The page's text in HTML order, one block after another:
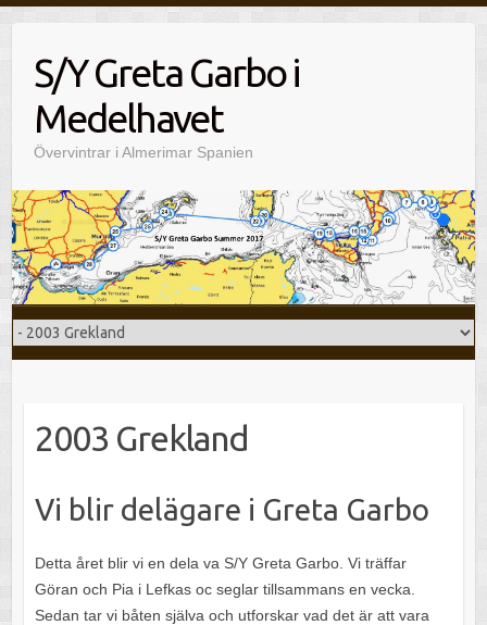
innehållS/Y Greta Garbo i
Medelhavet
Övervintrar i Almerimar Spanien
2003 Grekland
Vi blir delägare i Greta Garbo
Detta året blir vi en dela va S/Y Greta Garbo. Vi träffar
Göran och Pia i Lefkas oc seglar tillsammans en vecka.
Sedan tar vi båten själva och utforskar vad det är att vara